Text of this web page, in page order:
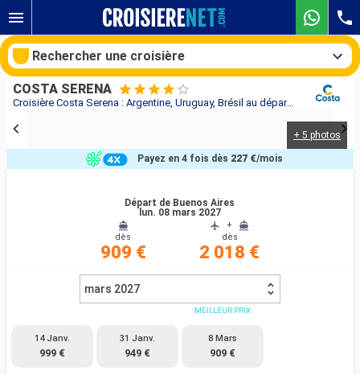
Croisière Costa Serena : Argentine, Uruguay, Brésil au départ de Buenos Aires
COSTA SERENA
+ 5 photos
Départ de Buenos Aires
lun. 08 mars 2027
dès
909 €
+
dès
2 018 €
Payez en 4 fois dès 227 €/mois
mars 2027
14 Janv.
999 €
31 Janv.
949 €
MEILLEUR PRIX
8 Mars
909 €
Rechercher une croisière
Compagnies
Rechercher